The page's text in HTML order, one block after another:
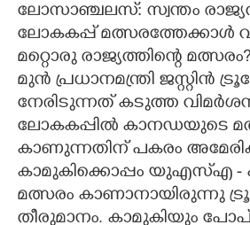
ZOOM
CONTACT US
ലോസാഞ്ചലസ്: സ്വന്തം
ലോകകപ്പ്
മറ്റൊരു രാജ്യത്തിന്റെ
മുന്‍ പ്രധാനമന്ത്രി ജസ്റ്റിന്‍
നേരിടുന്നത് കടുത്ത
ലോകകപ്പില്‍ കാനഡയുടെ
കാണുന്നതിന് പകരം
കാമുകിക്കൊപ്പം യുഎസ്എ -
മത്സരം കാണാനായിരുന്നു
തീരുമാനം. കാമുകിയും